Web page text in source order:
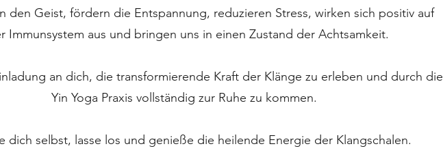
den Geist, fördern die Entspannung, reduzieren Stress, wirken sich positiv auf
Immunsystem aus und bringen uns in einen Zustand der Achtsamkeit.
an dich, die transformierende Kraft der Klänge zu erleben und durch die
Yin Yoga Praxis vollständig zur Ruhe zu kommen.
dich selbst, lasse los und genieße die heilende Energie der Klangschalen.